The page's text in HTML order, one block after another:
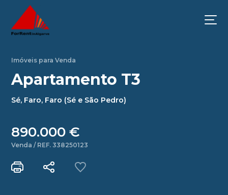
Imóveis para Venda
Apartamento T3
Sé, Faro, Faro (Sé e São Pedro)
890.000 €
Venda / REF. 338250123